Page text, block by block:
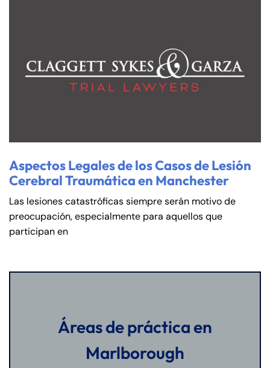
Aspectos Legales de los Casos de Lesión
Cerebral Traumática en Manchester
Las lesiones catastróficas siempre serán motivo de
preocupación, especialmente para aquellos que
participan en
Áreas de práctica en
Marlborough